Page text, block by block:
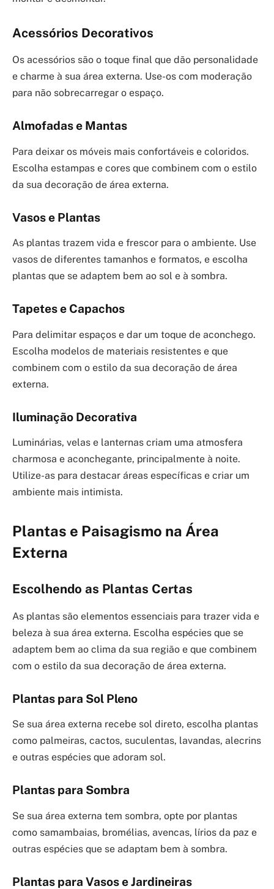
Acessórios Decorativos
Os acessórios são o toque final que dão personalidade
e charme à sua área externa. Use-os com moderação
para não sobrecarregar o espaço.
Almofadas e Mantas
Para deixar os móveis mais confortáveis e coloridos.
Escolha estampas e cores que combinem com o estilo
da sua decoração de área externa.
Vasos e Plantas
As plantas trazem vida e frescor para o ambiente. Use
vasos de diferentes tamanhos e formatos, e escolha
plantas que se adaptem bem ao sol e à sombra.
Tapetes e Capachos
Para delimitar espaços e dar um toque de aconchego.
Escolha modelos de materiais resistentes e que
combinem com o estilo da sua decoração de área
externa.
Iluminação Decorativa
Luminárias, velas e lanternas criam uma atmosfera
charmosa e aconchegante, principalmente à noite.
Utilize-as para destacar áreas específicas e criar um
ambiente mais intimista.
Plantas e Paisagismo na Área
Externa
Escolhendo as Plantas Certas
As plantas são elementos essenciais para trazer vida e
beleza à sua área externa. Escolha espécies que se
adaptem bem ao clima da sua região e que combinem
com o estilo da sua decoração de área externa.
Plantas para Sol Pleno
Se sua área externa recebe sol direto, escolha plantas
como palmeiras, cactos, suculentas, lavandas, alecrins
e outras espécies que adoram sol.
Plantas para Sombra
Se sua área externa tem sombra, opte por plantas
como samambaias, bromélias, avencas, lírios da paz e
outras espécies que se adaptam bem à sombra.
Plantas para Vasos e Jardineiras